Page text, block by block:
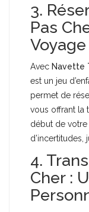
3.
Pas
Avec Navette
est un jeu
permet de
vous offrant la
début de votre
d’incertitudes,
4.
Cher :